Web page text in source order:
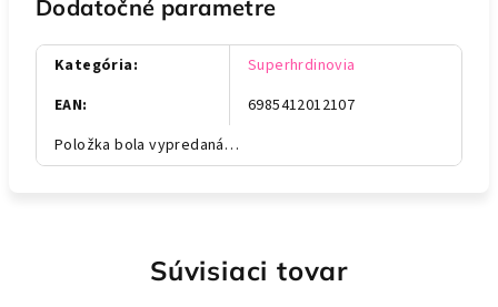
Dodatočné parametre
Kategória:
Superhrdinovia
EAN:
6985412012107
Položka bola vypredaná…
Súvisiaci tovar